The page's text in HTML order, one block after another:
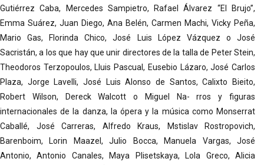
Gutiérrez Caba, Mercedes Sampietro, Rafael Álvarez “El Brujo”,
Emma Suárez, Juan Diego, Ana Belén, Carmen Machi, Vicky Peña,
Mario Gas, Florinda Chico, José Luis López Vázquez o José
Sacristán, a los que hay que unir directores de la talla de Peter Stein,
Theodoros Terzopoulos, Lluis Pascual, Eusebio Lázaro, José Carlos
Plaza, Jorge Lavelli, José Luis Alonso de Santos, Calixto Bieito,
Robert Wilson, Dereck Walcott o Miguel Na- rros y figuras
internacionales de la danza, la ópera y la música como Monserrat
Caballé, José Carreras, Alfredo Kraus, Mstislav Rostropovich,
Barenboim, Lorin Maazel, Julio Bocca, Manuela Vargas, José
Antonio, Antonio Canales, Maya Plisetskaya, Lola Greco, Alicia